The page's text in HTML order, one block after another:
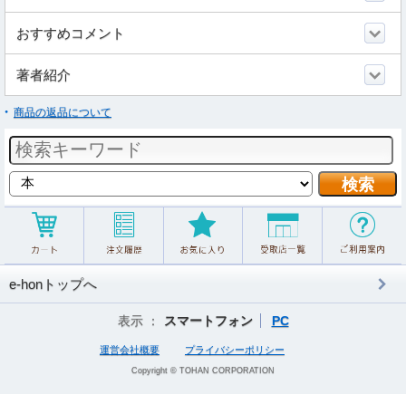
おすすめコメント
著者紹介
商品の返品について
e-honトップへ
表示 ： スマートフォン PC
運営会社概要 プライバシーポリシー
Copyright © TOHAN CORPORATION